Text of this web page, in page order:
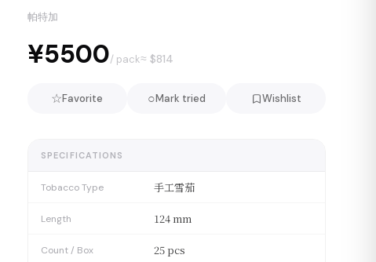
帕特加
¥5500/ pack≈ $814
☆Favorite ○Mark tried Wishlist
SPECIFICATIONS
Tobacco Type 手工雪茄
Length 124 mm
Count / Box 25 pcs